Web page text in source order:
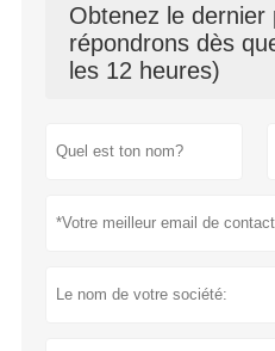
Obtenez le dernier
répondrons dès
les 12 heures)